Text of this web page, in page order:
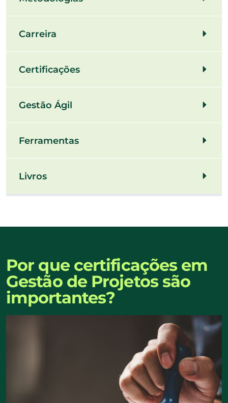
Carreira
Certificações
Gestão Ágil
Ferramentas
Livros
Por que certificações em
Gestão de Projetos são
importantes?